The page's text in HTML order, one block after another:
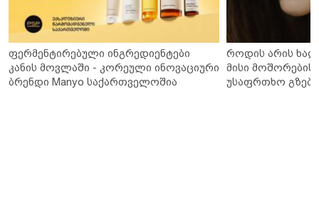
ფერმენტირებული ინგრედიენტები
კანის მოვლაში - კორეული ინოვაციური
ბრენდი Manyo საქართველოშია
როდის არის
მისი მოშორების
უსაფრთხო გზები